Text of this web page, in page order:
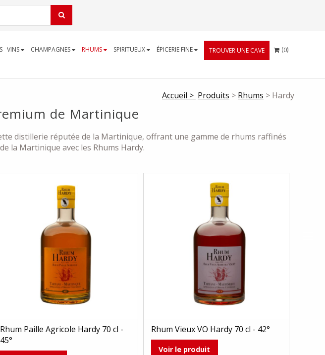
VINS CHAMPAGNES RHUMS SPIRITUEUX ÉPICERIE FINE TROUVER UNE CAVE CART
(0)
Accueil > Produits > Rhums > Hardy
de Martinique
distillerie réputée de la Martinique, offrant une gamme de rhums raffinés
la Martinique avec les Rhums Hardy.
Rhum Paille Agricole Hardy 70 cl -
45°
Rhum Vieux VO Hardy 70 cl - 42°
Voir le produit